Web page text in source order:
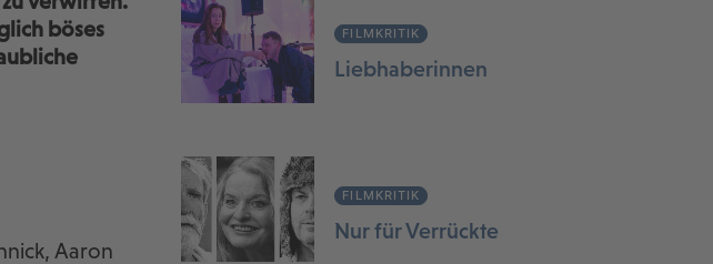
böses
Aaron
FILMKRITIK
Liebhaberinnen
FILMKRITIK
Nur für Verrückte